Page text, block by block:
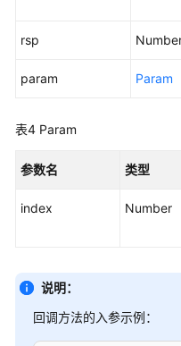
端
成
入
——
网
rsp
param Param
表4 Param
参数名 类型
index Number
说明：
回调方法的入参示例：